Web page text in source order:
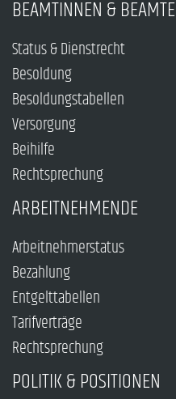
BEAMTINNEN & BEAMTE
Status & Dienstrecht
Besoldung
Besoldungstabellen
Versorgung
Beihilfe
Rechtsprechung
ARBEITNEHMENDE
Arbeitnehmerstatus
Bezahlung
Entgelttabellen
Tarifverträge
Rechtsprechung
POLITIK & POSITIONEN